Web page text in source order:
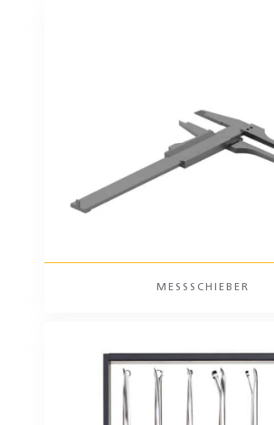
MESSSCHIEBER